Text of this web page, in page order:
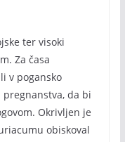
ter visoki
Za časa
v pogansko
pregnanstva, da bi
Okrivljen je
obiskoval